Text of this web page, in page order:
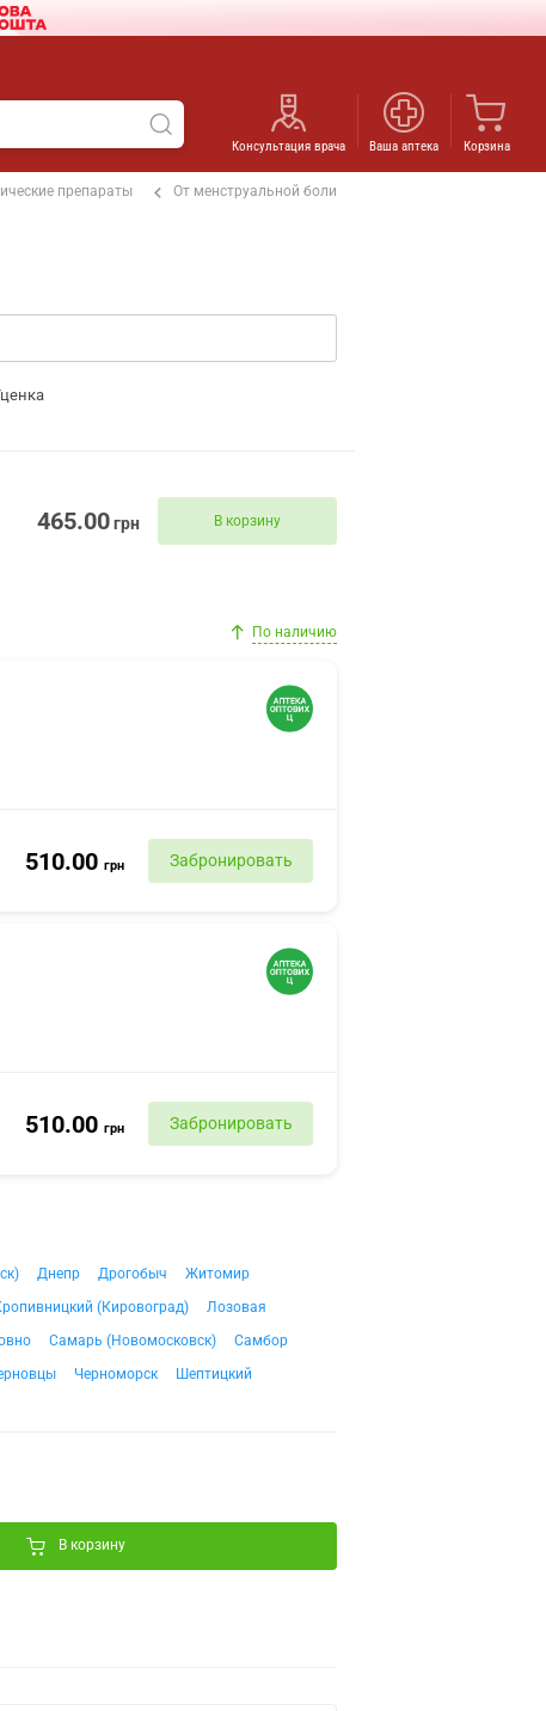
Консультация врача Ваша аптека Корзина
препараты От менструальной боли
465.00грн В корзину
По наличию
510.00 грн Забронировать
510.00 грн Забронировать
Днепр Дрогобыч
Житомир
(Кировоград)
Лозовая
Самарь (Новомосковск)
Самбор
Черноморск Шептицкий
В корзину